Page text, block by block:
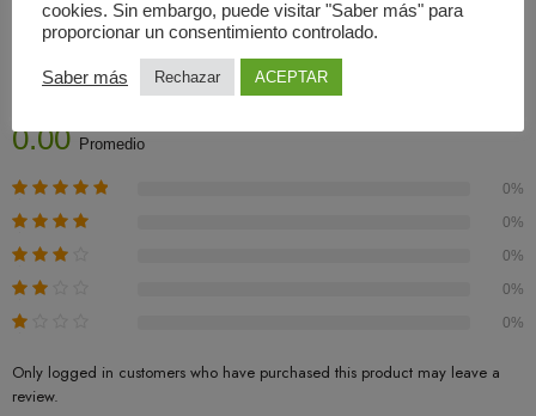
Valoraciones (0)
Basado En 0 Valoraciones
0.00Promedio
0%
0%
0%
0%
0%
Only logged in customers who have purchased this product may leave a
review.
cookies. Sin embargo, puede visitar "Saber más" para
proporcionar un consentimiento controlado.
Saber más Rechazar ACEPTAR